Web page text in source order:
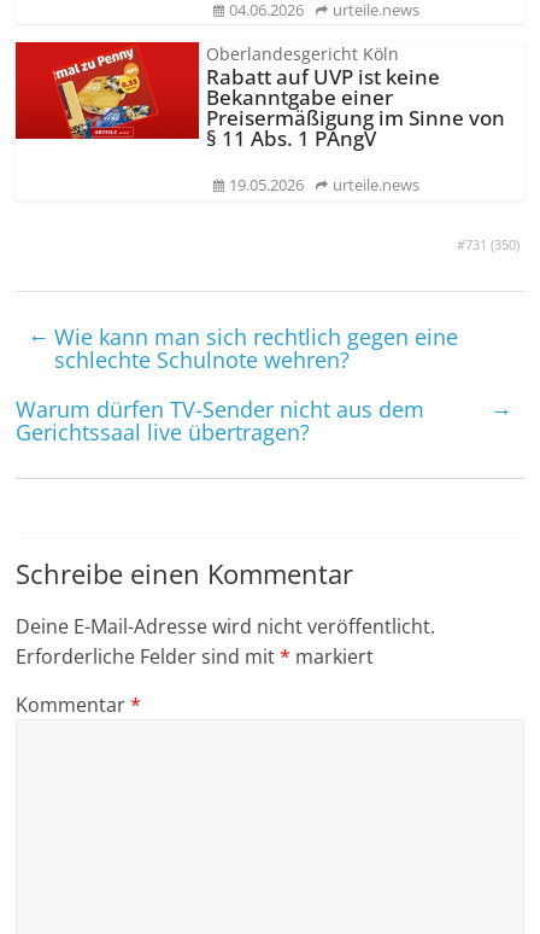
#731 (350)
04.06.2026 urteile.news
Oberlandesgericht Köln
Rabatt auf UVP ist keine
Bekanntgabe einer
Preisermäßigung im Sinne von
§ 11 Abs. 1 PAngV
19.05.2026 urteile.news
← Wie kann man sich rechtlich gegen eine
schlechte Schulnote wehren?
Warum dürfen TV-Sender nicht aus dem
Gerichtssaal live übertragen?
→
Schreibe einen Kommentar
Deine E-Mail-Adresse wird nicht veröffentlicht.
Erforderliche Felder sind mit* markiert
Kommentar*